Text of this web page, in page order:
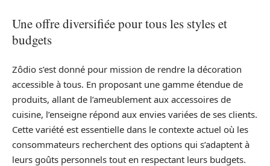
Une offre diversifiée pour tous les styles et
budgets
Zôdio s’est donné pour mission de rendre la décoration
accessible à tous. En proposant une gamme étendue de
produits, allant de l’ameublement aux accessoires de
cuisine, l’enseigne répond aux envies variées de ses clients.
Cette variété est essentielle dans le contexte actuel où les
consommateurs recherchent des options qui s’adaptent à
leurs goûts personnels tout en respectant leurs budgets.